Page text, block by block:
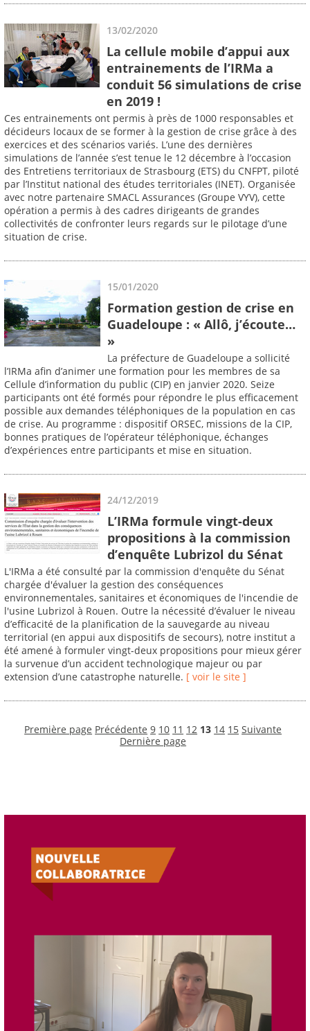
13/02/2020
La cellule mobile d’appui aux
entrainements de l’IRMa a
conduit 56 simulations de crise
en 2019 !
Ces entrainements ont permis à près de 1000 responsables et
décideurs locaux de se former à la gestion de crise grâce à des
exercices et des scénarios variés. L’une des dernières
simulations de l’année s’est tenue le 12 décembre à l’occasion
des Entretiens territoriaux de Strasbourg (ETS) du CNFPT, piloté
par l’Institut national des études territoriales (INET). Organisée
avec notre partenaire SMACL Assurances (Groupe VYV), cette
opération a permis à des cadres dirigeants de grandes
collectivités de confronter leurs regards sur le pilotage d’une
situation de crise.
15/01/2020
Formation gestion de crise en
Guadeloupe : « Allô, j’écoute…
»
La préfecture de Guadeloupe a sollicité
l’IRMa afin d’animer une formation pour les membres de sa
Cellule d’information du public (CIP) en janvier 2020. Seize
participants ont été formés pour répondre le plus efficacement
possible aux demandes téléphoniques de la population en cas
de crise. Au programme : dispositif ORSEC, missions de la CIP,
bonnes pratiques de l’opérateur téléphonique, échanges
d’expériences entre participants et mise en situation.
24/12/2019
L’IRMa formule vingt-deux
propositions à la commission
d’enquête Lubrizol du Sénat
L'IRMa a été consulté par la commission d'enquête du Sénat
chargée d'évaluer la gestion des conséquences
environnementales, sanitaires et économiques de l'incendie de
l'usine Lubrizol à Rouen. Outre la nécessité d’évaluer le niveau
d’efficacité de la planification de la sauvegarde au niveau
territorial (en appui aux dispositifs de secours), notre institut a
été amené à formuler vingt-deux propositions pour mieux gérer
la survenue d’un accident technologique majeur ou par
extension d’une catastrophe naturelle. [ voir le site ]
Première page Précédente 9 10 11 12 13 14 15 Suivante
Dernière page